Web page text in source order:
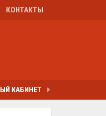
КОНТАКТЫ
КАБИНЕТ